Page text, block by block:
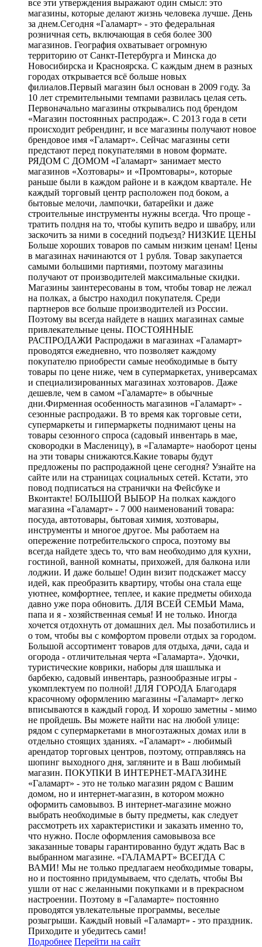
все эти утверждения выражают один смысл: это
магазины, которые делают жизнь человека лучше. День
за днем.Сегодня «Галамарт» - это федеральная
розничная сеть, включающая в себя более 300
магазинов. География охватывает огромную
территорию от Санкт-Петербурга и Минска до
Новосибирска и Красноярска. С каждым днем в разных
городах открывается всё больше новых
филиалов.Первый магазин был основан в 2009 году. За
10 лет стремительными темпами развилась целая сеть.
Первоначально магазины открывались под брендом
«Магазин постоянных распродаж». С 2013 года в сети
происходит ребрендинг, и все магазины получают новое
брендовое имя «Галамарт». Сейчас магазины сети
предстают перед покупателями в новом формате.
РЯДОМ С ДОМОМ «Галамарт» занимает место
магазинов «Хозтовары» и «Промтовары», которые
раньше были в каждом районе и в каждом квартале. Не
каждый торговый центр расположен под боком, а
бытовые мелочи, лампочки, батарейки и даже
строительные инструменты нужны всегда. Что проще -
тратить полдня на то, чтобы купить ведро и швабру, или
заскочить за ними в соседний подъезд? НИЗКИЕ ЦЕНЫ
Больше хороших товаров по самым низким ценам! Цены
в магазинах начинаются от 1 рубля. Товар закупается
самыми большими партиями, поэтому магазины
получают от производителей максимальные скидки.
Магазины заинтересованы в том, чтобы товар не лежал
на полках, а быстро находил покупателя. Среди
партнеров все больше производителей из России.
Поэтому вы всегда найдете в наших магазинах самые
привлекательные цены. ПОСТОЯННЫЕ
РАСПРОДАЖИ Распродажи в магазинах «Галамарт»
проводятся ежедневно, что позволяет каждому
покупателю приобрести самые необходимые в быту
товары по цене ниже, чем в супермаркетах, универсамах
и специализированных магазинах хозтоваров. Даже
дешевле, чем в самом «Галамарте» в обычные
дни.Фирменная особенность магазинов «Галамарт» -
сезонные распродажи. В то время как торговые сети,
супермаркеты и гипермаркеты поднимают цены на
товары сезонного спроса (садовый инвентарь в мае,
сковородки в Масленицу), в «Галамарте» наоборот цены
на эти товары снижаются.Какие товары будут
предложены по распродажной цене сегодня? Узнайте на
сайте или на страницах социальных сетей. Кстати, это
повод подписаться на странички на Фейсбуке и
Вконтакте! БОЛЬШОЙ ВЫБОР На полках каждого
магазина «Галамарт» - 7 000 наименований товара:
посуда, автотовары, бытовая химия, хозтовары,
инструменты и многое другое. Мы работаем на
опережение потребительского спроса, поэтому вы
всегда найдете здесь то, что вам необходимо для кухни,
гостиной, ванной комнаты, прихожей, для балкона или
лоджии. И даже больше! Один визит подскажет массу
идей, как преобразить квартиру, чтобы она стала еще
уютнее, комфортнее, теплее, и какие предметы обихода
давно уже пора обновить. ДЛЯ ВСЕЙ СЕМЬИ Мама,
папа и я - хозяйственная семья! И не только. Иногда
хочется отдохнуть от домашних дел. Мы позаботились и
о том, чтобы вы с комфортом провели отдых за городом.
Большой ассортимент товаров для отдыха, дачи, сада и
огорода - отличительная черта «Галамарта». Удочки,
туристические коврики, наборы для шашлыка и
барбекю, садовый инвентарь, разнообразные игры -
укомплектуем по полной! ДЛЯ ГОРОДА Благодаря
красочному оформлению магазины «Галамарт» легко
вписываются в каждый город. И хорошо заметны - мимо
не пройдешь. Вы можете найти нас на любой улице:
рядом с супермаркетами в многоэтажных домах или в
отдельно стоящих зданиях. «Галамарт» - любимый
арендатор торговых центров, поэтому, отправляясь на
шопинг выходного дня, загляните и в Ваш любимый
магазин. ПОКУПКИ В ИНТЕРНЕТ-МАГАЗИНЕ
«Галамарт» - это не только магазин рядом с Вашим
домом, но и интернет-магазин, в котором можно
оформить самовывоз. В интернет-магазине можно
выбрать необходимые в быту предметы, как следует
рассмотреть их характеристики и заказать именно то,
что нужно. После оформления самовывоза все
заказанные товары гарантированно будут ждать Вас в
выбранном магазине. «ГАЛАМАРТ» ВСЕГДА С
ВАМИ! Мы не только предлагаем необходимые товары,
но и постоянно придумываем, что сделать, чтобы Вы
ушли от нас с желанными покупками и в прекрасном
настроении. Поэтому в «Галамарте» постоянно
проводятся увлекательные программы, веселые
розыгрыши. Каждый новый «Галамарт» - это праздник.
Приходите и убедитесь сами!
Подробнее Перейти на сайт